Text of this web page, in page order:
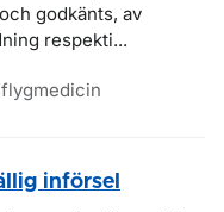
godkänts, av
respekti...
införsel